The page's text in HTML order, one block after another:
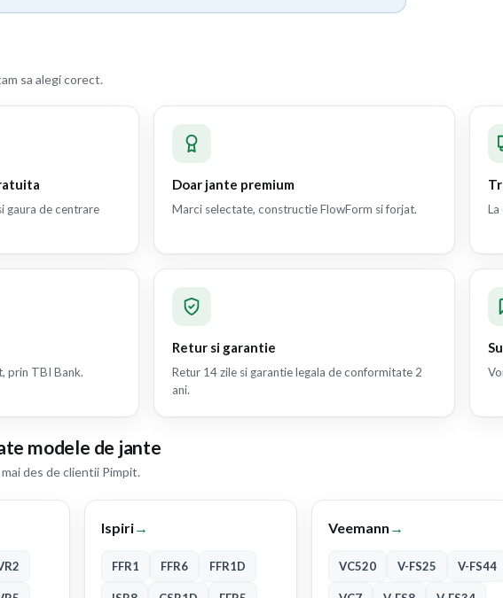
sa alegi corect.
gaura de centrare
Doar jante premium
Marci selectate, constructie FlowForm si forjat.
prin TBI Bank.
Retur si garantie
Retur 14 zile si garantie legala de conformitate 2
ani.
modele de jante
des de clientii Pimpit.
Ispiri→
FFR1 FFR6 FFR1D
Veemann →
VC520 V-FS25 V-FS44